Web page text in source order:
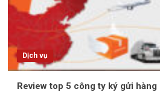
Dịch vụ
Review top 5 công ty ký gửi